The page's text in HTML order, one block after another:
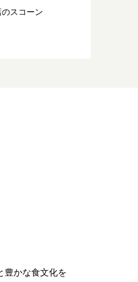
スコーン
豊かな食文化を